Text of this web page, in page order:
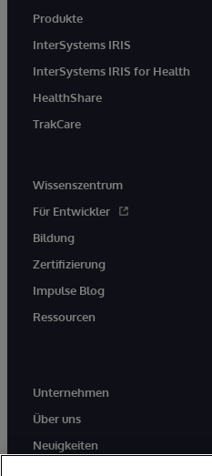
Produkte
InterSystems IRIS
InterSystems IRIS for Health
HealthShare
TrakCare
Wissenszentrum
Für Entwickler
Bildung
Zertifizierung
Impulse Blog
Ressourcen
Unternehmen
Über uns
Neuigkeiten